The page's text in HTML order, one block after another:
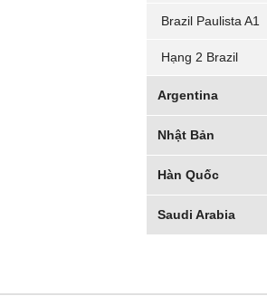
Brazil Paulista A1
Hạng 2 Brazil
Argentina
Nhật Bản
Hàn Quốc
Saudi Arabia